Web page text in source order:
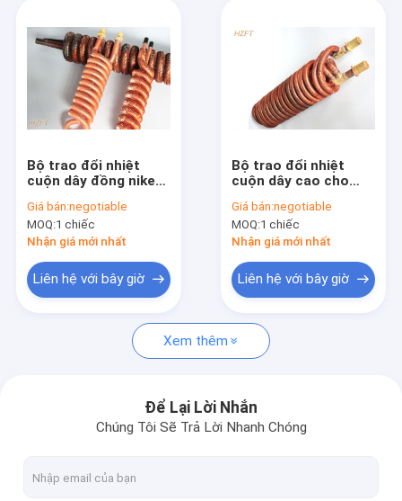
Các sản phẩm
Về chúng tôi
Tham quan nhà máy
Yêu cầu báo giá
Ống có vây xoắn ốc
Ống vây ép đùn
Ống thép không gỉ
Bộ trao đổi nhiệt
cuộn dây đồng niken
ngưng làm lạnh /
thiết bị bay hơi lạnh
Giá bán:negotiable
MOQ:1 chiếc
Nhận giá mới nhất
Liên hệ với bây giờ
Bộ trao đổi nhiệt
cuộn dây cao cho
các ứng dụng hồ bơi /
spa
Giá bán:negotiable
MOQ:1 chiếc
Nhận giá mới nhất
Liên hệ với bây giờ
Xem thêm
Để Lại Lời Nhắn
Chúng Tôi Sẽ Trả Lời Nhanh Chóng